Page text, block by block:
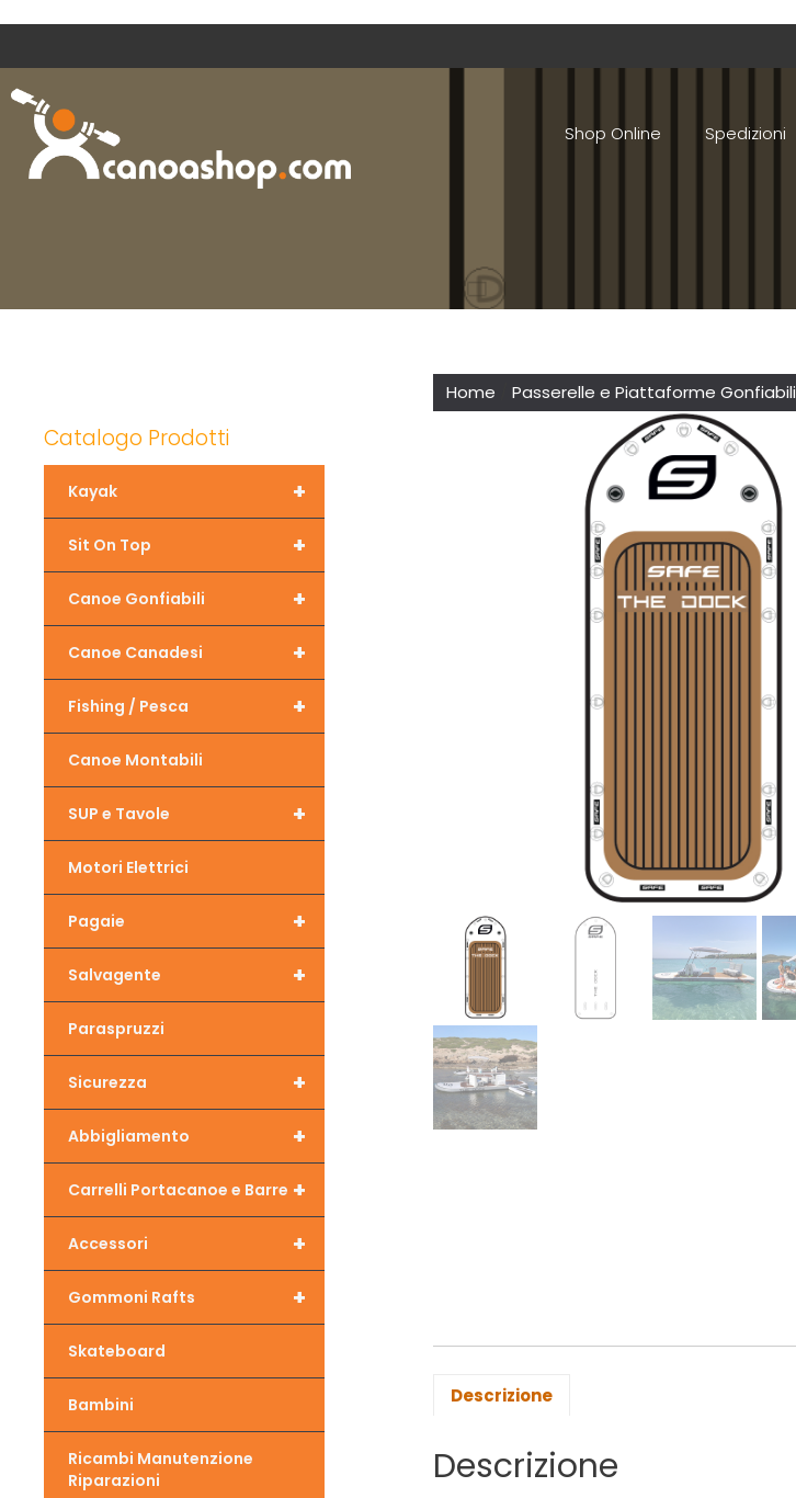
Shop Online Spedizioni
Home Passerelle e Piattaforme Gonfiabili
Descrizione
Descrizione
Catalogo Prodotti
+
Kayak
+
Sit On Top
+
Canoe Gonfiabili
+
Canoe Canadesi
+
Fishing / Pesca
Canoe Montabili
+
SUP e Tavole
Motori Elettrici
+
Pagaie
+
Salvagente
Paraspruzzi
+
Sicurezza
+
Abbigliamento
+
Carrelli Portacanoe e Barre
+
Accessori
+
Gommoni Rafts
Skateboard
Bambini
Ricambi Manutenzione
Riparazioni